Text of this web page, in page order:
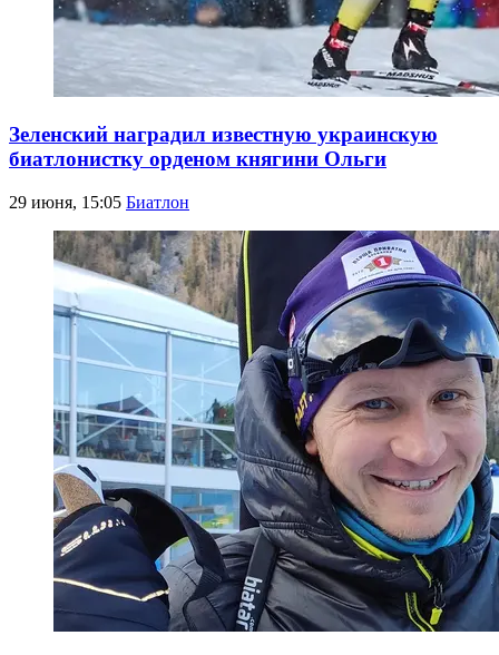
Зеленский наградил известную украинскую
биатлонистку орденом княгини Ольги
29 июня, 15:05 Биатлон